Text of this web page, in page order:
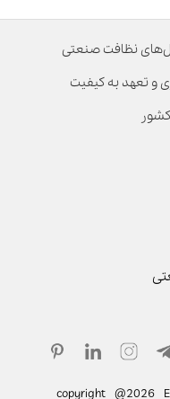
نظافت صنعتی
و تعهد به کیفیت
copyright @2026